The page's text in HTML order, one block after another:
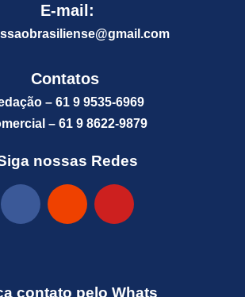
E-mail:
ail.com
Contatos
– 61 9 9535-6969
– 61 9 8622-9879
nossas Redes
contato pelo Whats